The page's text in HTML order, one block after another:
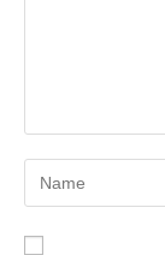
Enter
your
name